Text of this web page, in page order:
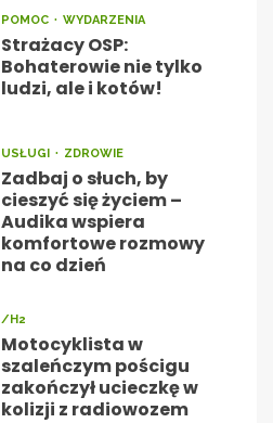
POMOC WYDARZENIA
Strażacy OSP:
Bohaterowie nie tylko
ludzi, ale i kotów!
USŁUGI ZDROWIE
Zadbaj o słuch, by
cieszyć się życiem –
Audika wspiera
komfortowe rozmowy
na co dzień
/H2
Motocyklista w
szaleńczym pościgu
zakończył ucieczkę w
kolizji z radiowozem